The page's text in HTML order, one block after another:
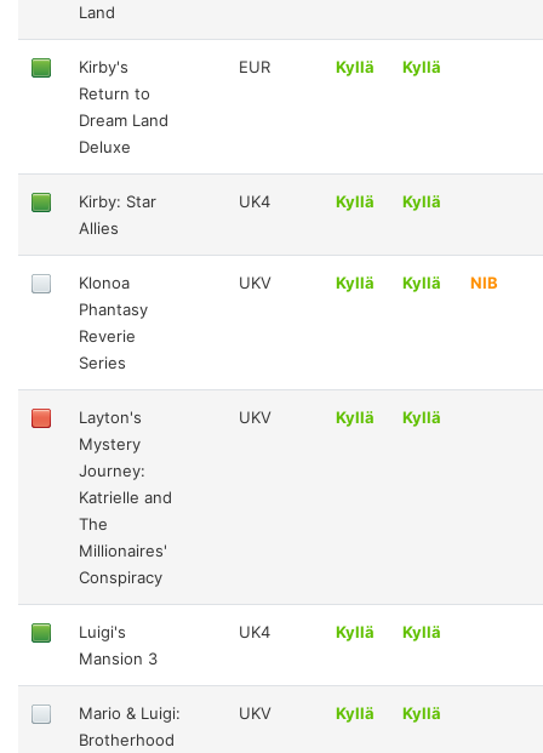
Land
Kirby's
Return to
Dream Land
Deluxe
EUR Kyllä Kyllä
Kirby: Star
Allies
UK4 Kyllä Kyllä
Klonoa
Phantasy
Reverie
Series
UKV Kyllä Kyllä NIB
Layton's
Mystery
Journey:
Katrielle and
The
Millionaires'
Conspiracy
UKV Kyllä Kyllä
Luigi's
Mansion 3
UK4 Kyllä Kyllä
Mario & Luigi:
Brotherhood
UKV Kyllä Kyllä